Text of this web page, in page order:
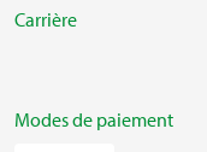
Carrière
Modes de paiement